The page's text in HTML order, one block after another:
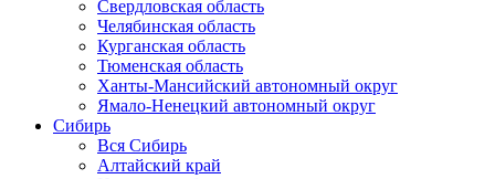
Свердловская область
Челябинская область
Курганская область
Тюменская область
Ханты-Мансийский автономный округ
Ямало-Ненецкий автономный округ
Сибирь
Вся Сибирь
Алтайский край